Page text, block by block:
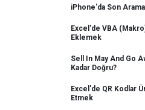
iPhone'da Son
Excel'de VBA
Eklemek
Sell In May And Go
Kadar Doğru?
Excel'de QR Kodlar
Etmek